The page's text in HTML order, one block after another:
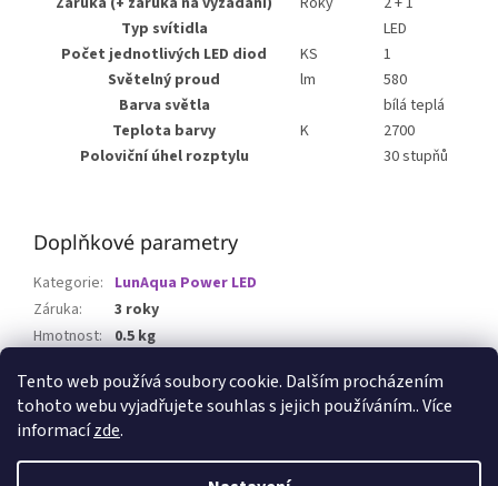
Tento web používá soubory cookie. Dalším procházením
tohoto webu vyjadřujete souhlas s jejich používáním.. Více
informacízde.
Typ svítidla
LED
Počet jednotlivých LED diod
KS
1
Světelný proud
lm
580
Barva světla
bílá teplá
Teplota barvy
K
2700
Poloviční úhel rozptylu
30 stupňů
Doplňkové parametry
Kategorie: LunAqua Power LED
Záruka:
3 roky
Hmotnost: 0.5 kg